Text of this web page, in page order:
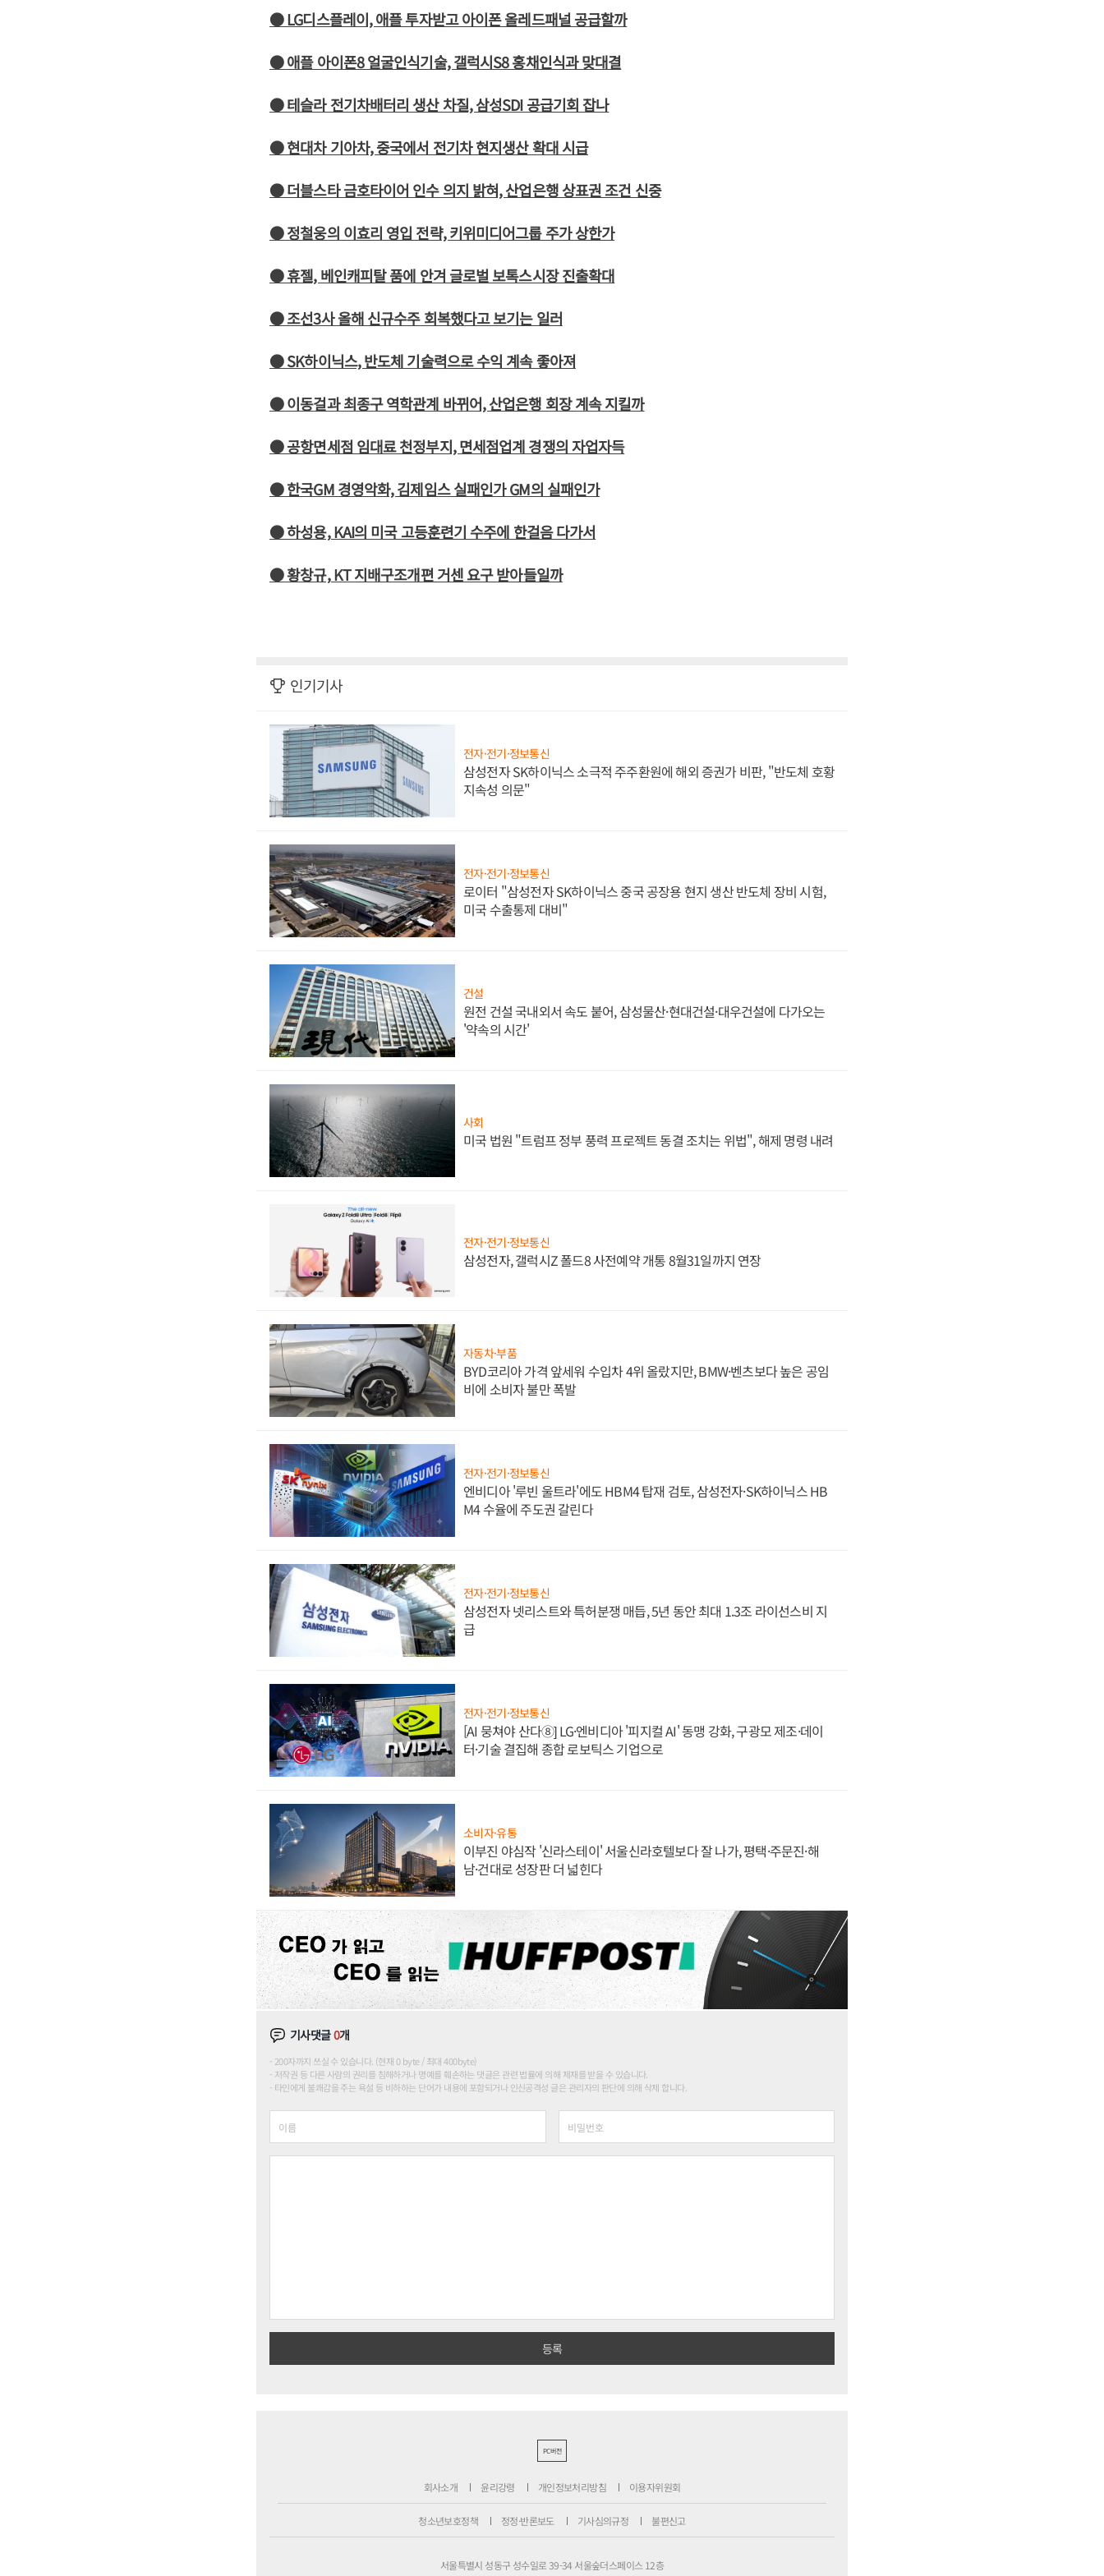
● LG디스플레이, 애플 투자받고 아이폰 올레드패널 공급할까
● 애플 아이폰8 얼굴인식기술, 갤럭시S8 홍채인식과 맞대결
● 테슬라 전기차배터리 생산 차질, 삼성SDI 공급기회 잡나
● 현대차 기아차, 중국에서 전기차 현지생산 확대 시급
● 더블스타 금호타이어 인수 의지 밝혀, 산업은행 상표권 조건 신중
● 정철웅의 이효리 영입 전략, 키위미디어그룹 주가 상한가
● 휴젤, 베인캐피탈 품에 안겨 글로벌 보톡스시장 진출확대
● 조선3사 올해 신규수주 회복했다고 보기는 일러
● SK하이닉스, 반도체 기술력으로 수익 계속 좋아져
● 이동걸과 최종구 역학관계 바뀌어, 산업은행 회장 계속 지킬까
● 공항면세점 임대료 천정부지, 면세점업계 경쟁의 자업자득
● 한국GM 경영악화, 김제임스 실패인가 GM의 실패인가
● 하성용, KAI의 미국 고등훈련기 수주에 한걸음 다가서
● 황창규, KT 지배구조개편 거센 요구 받아들일까
인기기사
전자·전기·정보통신
삼성전자 SK하이닉스 소극적 주주환원에 해외 증권가 비판, "반도체 호황
지속성 의문"
전자·전기·정보통신
로이터 "삼성전자 SK하이닉스 중국 공장용 현지 생산 반도체 장비 시험,
미국 수출통제 대비"
건설
원전 건설 국내외서 속도 붙어, 삼성물산·현대건설·대우건설에 다가오는
'약속의 시간'
사회
미국 법원 "트럼프 정부 풍력 프로젝트 동결 조치는 위법", 해제 명령 내려
전자·전기·정보통신
삼성전자, 갤럭시Z 폴드8 사전예약 개통 8월31일까지 연장
자동차·부품
BYD코리아 가격 앞세워 수입차 4위 올랐지만, BMW·벤츠보다 높은 공임
비에 소비자 불만 폭발
전자·전기·정보통신
엔비디아 '루빈 울트라'에도 HBM4 탑재 검토, 삼성전자·SK하이닉스 HB
M4 수율에 주도권 갈린다
전자·전기·정보통신
삼성전자 넷리스트와 특허분쟁 매듭, 5년 동안 최대 1.3조 라이선스비 지
급
전자·전기·정보통신
[AI 뭉쳐야 산다⑧] LG·엔비디아 '피지컬 AI' 동맹 강화, 구광모 제조·데이
터·기술 결집해 종합 로보틱스 기업으로
소비자·유통
이부진 야심작 '신라스테이' 서울신라호텔보다 잘 나가, 평택·주문진·해
남·건대로 성장판 더 넓힌다
기사댓글0개
200자까지 쓰실 수 있습니다. (현재 0 byte / 최대 400byte)
저작권 등 다른 사람의 권리를 침해하거나 명예를 훼손하는 댓글은 관련 법률에 의해 제재를 받을 수 있습니다.
타인에게 불쾌감을 주는 욕설 등 비하하는 단어가 내용에 포함되거나 인신공격성 글은 관리자의 판단에 의해 삭제 합니다.
PC버전
회사소개 윤리강령 개인정보처리방침 이용자위원회
청소년보호정책 정정·반론보도 기사심의규정 불편신고
서울특별시 성동구 성수일로 39-34 서울숲더스페이스 12층